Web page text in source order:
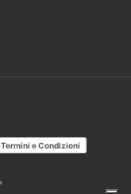
Termini e Condizioni